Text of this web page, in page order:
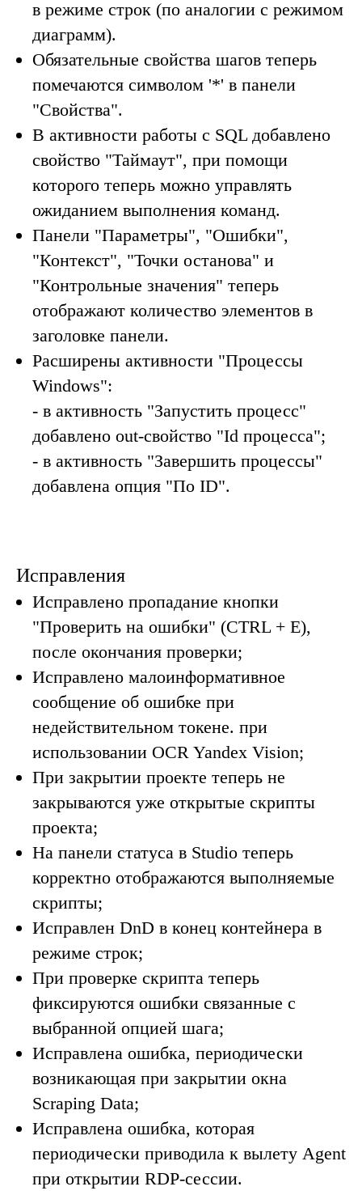
в режиме строк (по аналогии с режимом
диаграмм).
Обязательные свойства шагов теперь
помечаются символом '*' в панели
"Свойства".
В активности работы с SQL добавлено
свойство "Таймаут", при помощи
которого теперь можно управлять
ожиданием выполнения команд.
Панели "Параметры", "Ошибки",
"Контекст", "Точки останова" и
"Контрольные значения" теперь
отображают количество элементов в
заголовке панели.
Расширены активности "Процессы
Windows":
- в активность "Запустить процесс"
добавлено out-свойство "Id процесса";
- в активность "Завершить процессы"
добавлена опция "По ID".
Исправления
Исправлено пропадание кнопки
"Проверить на ошибки" (CTRL + E),
после окончания проверки;
Исправлено малоинформативное
сообщение об ошибке при
недействительном токене. при
использовании OCR Yandex Vision;
При закрытии проекте теперь не
закрываются уже открытые скрипты
проекта;
На панели статуса в Studio теперь
корректно отображаются выполняемые
скрипты;
Исправлен DnD в конец контейнера в
режиме строк;
При проверке скрипта теперь
фиксируются ошибки связанные с
выбранной опцией шага;
Исправлена ошибка, периодически
возникающая при закрытии окна
Scraping Data;
Исправлена ошибка, которая
периодически приводила к вылету Agent
при открытии RDP-сессии.